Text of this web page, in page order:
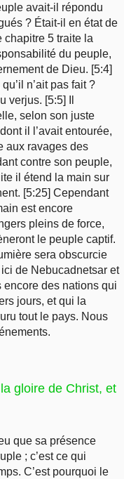
avait-il répondu
? Était-il en état de
chapitre 5 traite la
du peuple,
de Dieu. [5:4]
n’ait pas fait ?
verjus. [5:5] Il
selon son juste
il l’avait entourée,
aux ravages des
contre son peuple,
il étend la main sur
[5:25] Cependant
est encore
pleins de force,
le peuple captif.
sera obscurcie
de Nebucadnetsar et
encore des nations qui
jours, et qui la
tout le pays. Nous
gloire de Christ, et
que sa présence
; c’est ce qui
C’est pourquoi le